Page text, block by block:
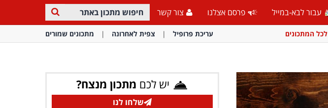
עבור לבא-במייל פרסם אצלנו צור קשר
לכל המתכונים עריכת פרופיל צפית לאחרונה מתכונים שמורים
יש לכם מתכון מנצח?
שלחו לנו